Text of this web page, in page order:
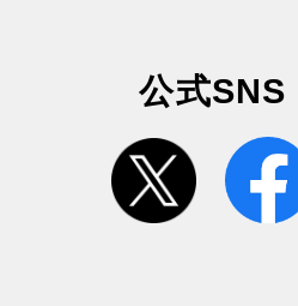
公式SNS
twitter